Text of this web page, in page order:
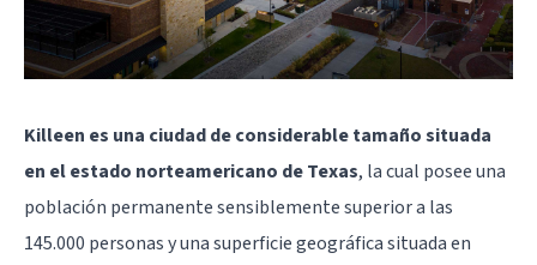
Killeen es una ciudad de considerable tamaño situada
en el estado norteamericano de Texas, la cual posee una
población permanente sensiblemente superior a las
145.000 personas y una superficie geográfica situada en